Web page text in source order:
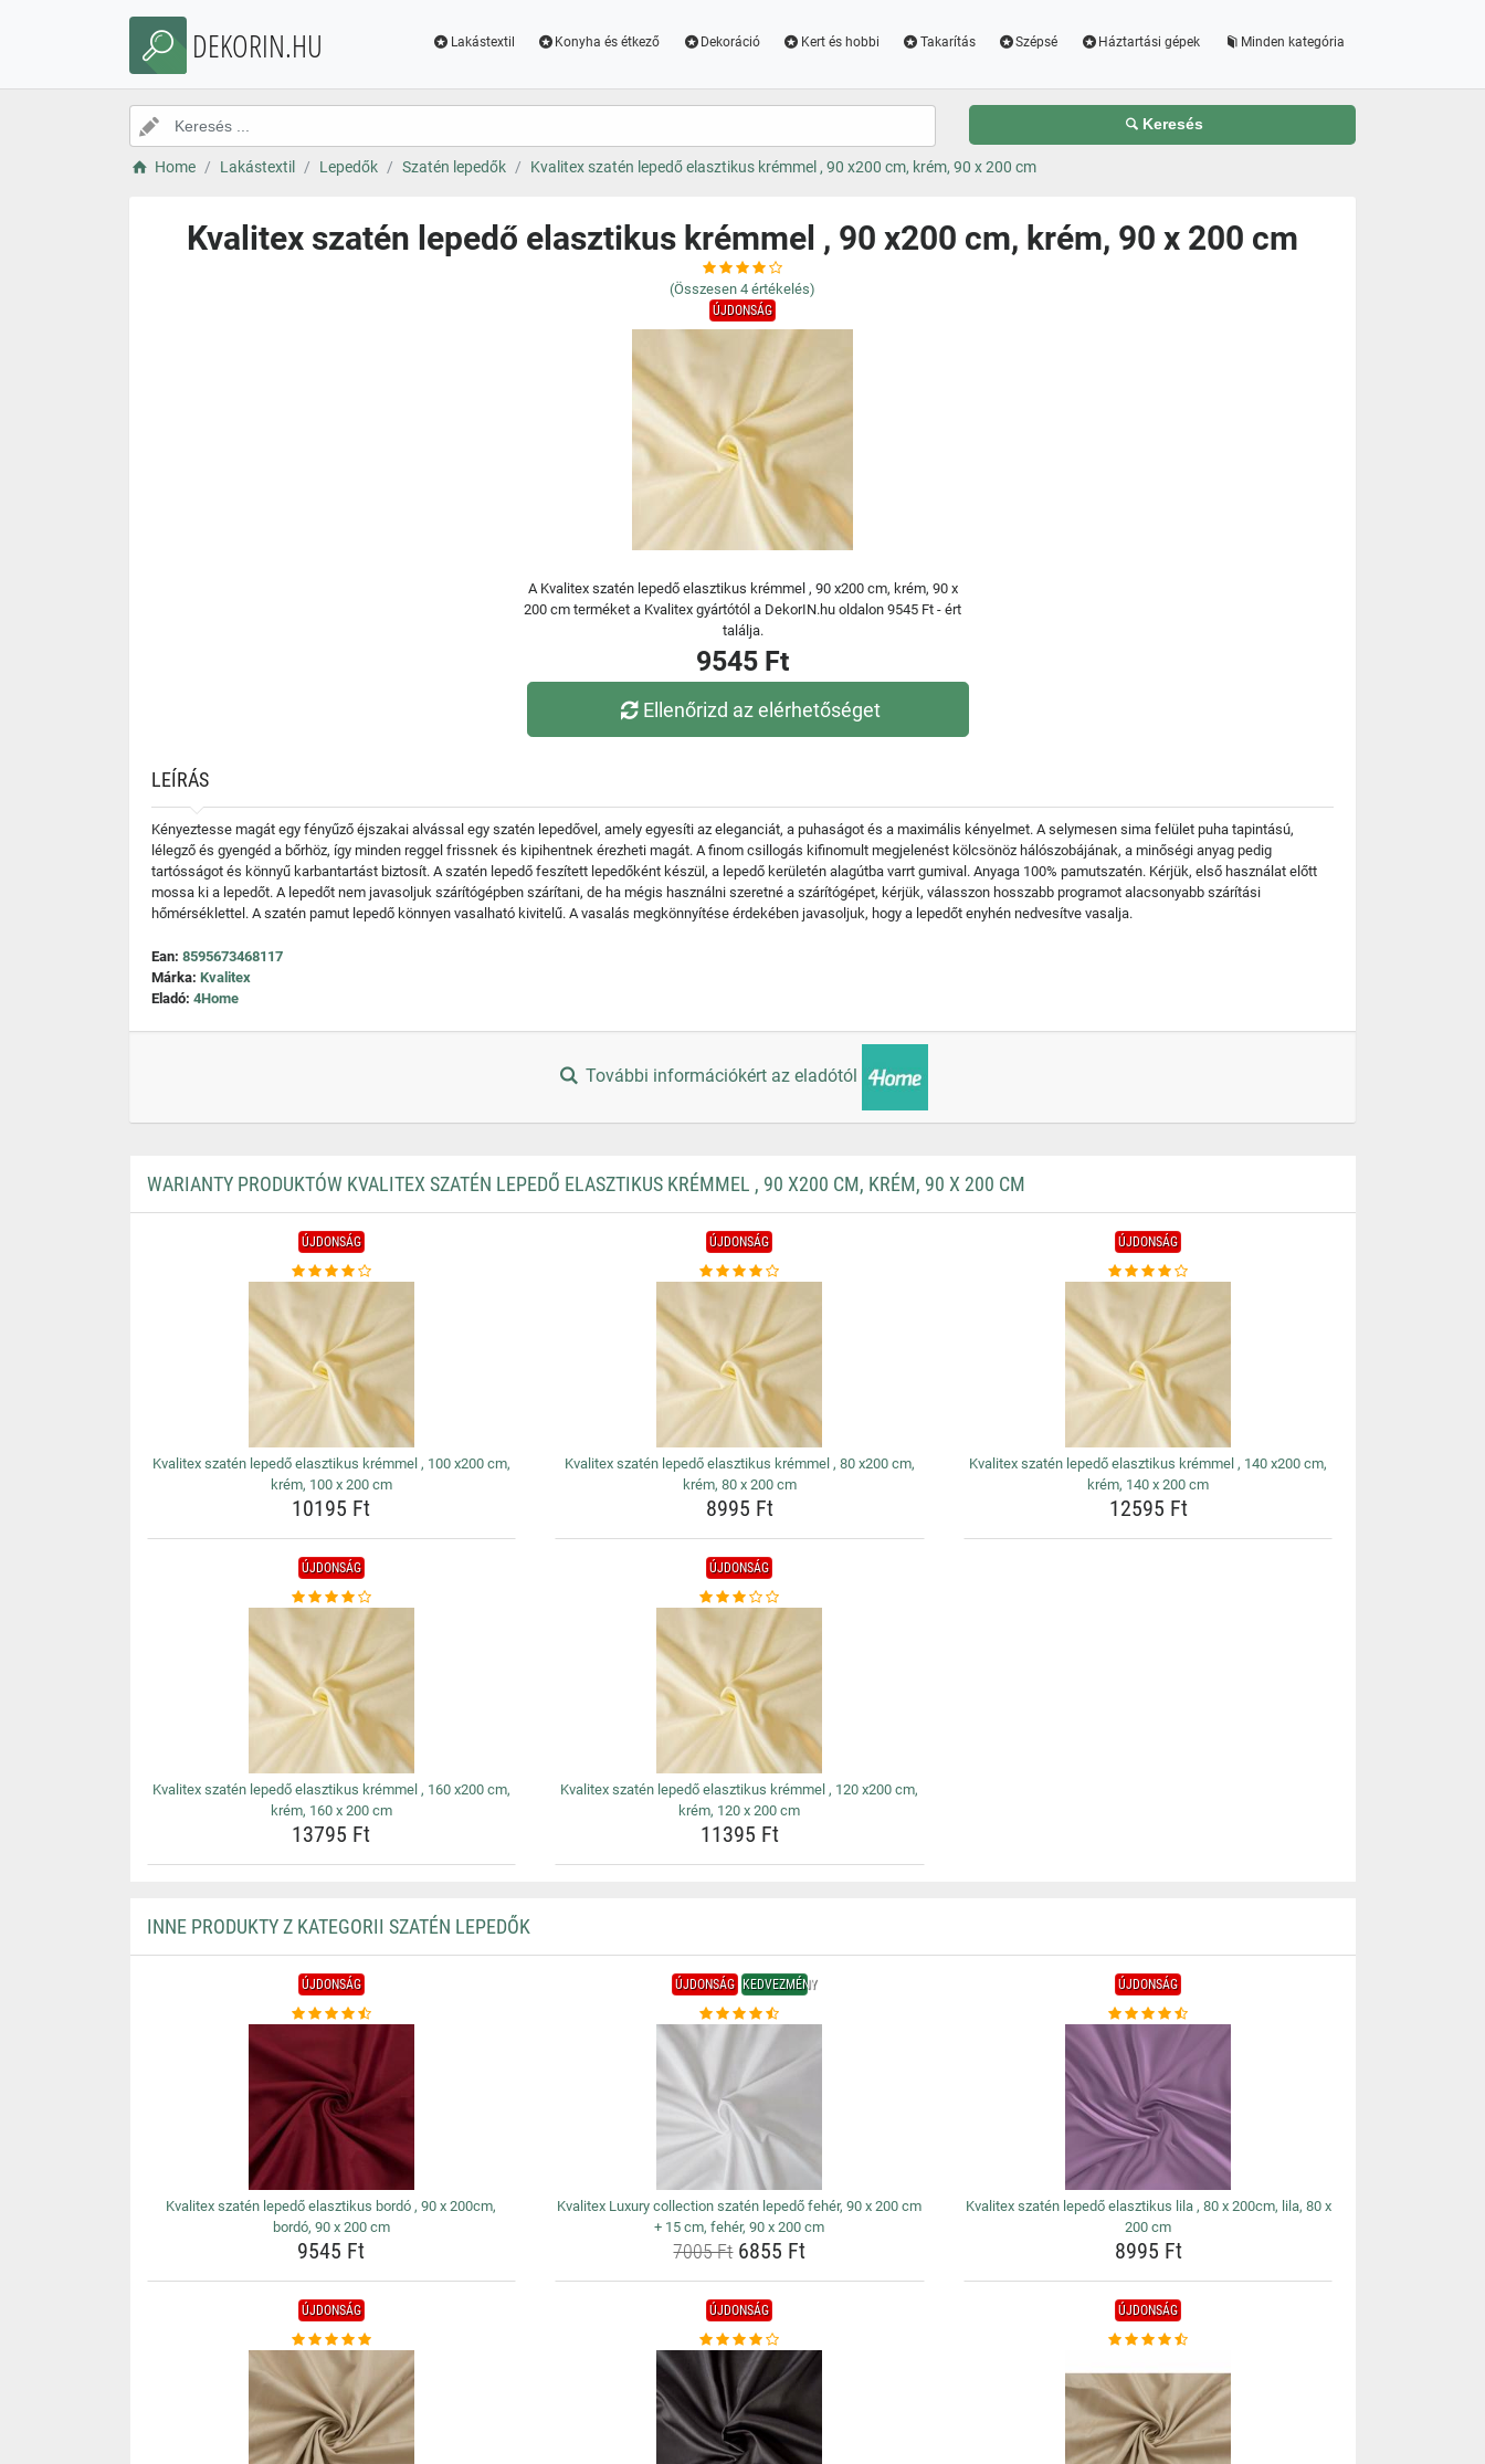
DEKORIN.HU Lakástextil Konyha és étkező Dekoráció Kert és hobbi Takarítás Szépsé Háztartási gépek Minden kategória
Keresés
Home Lakástextil Lepedők Szatén lepedők Kvalitex szatén lepedő elasztikus krémmel , 90 x200 cm, krém, 90 x 200 cm
Kvalitex szatén lepedő elasztikus krémmel , 90 x200 cm, krém, 90 x 200 cm
(Összesen 4 értékelés)
ÚJDONSÁG
A Kvalitex szatén lepedő elasztikus krémmel , 90 x200 cm, krém, 90 x
200 cm terméket a Kvalitex gyártótól a DekorIN.hu oldalon 9545 Ft - ért
találja.
9545 Ft
Ellenőrizd az elérhetőséget
LEÍRÁS
Kényeztesse magát egy fényűző éjszakai alvással egy szatén lepedővel, amely egyesíti az eleganciát, a puhaságot és a maximális kényelmet. A selymesen sima felület puha tapintású,
lélegző és gyengéd a bőrhöz, így minden reggel frissnek és kipihentnek érezheti magát. A finom csillogás kifinomult megjelenést kölcsönöz hálószobájának, a minőségi anyag pedig
tartósságot és könnyű karbantartást biztosít. A szatén lepedő feszített lepedőként készül, a lepedő kerületén alagútba varrt gumival. Anyaga 100% pamutszatén. Kérjük, első használat előtt
mossa ki a lepedőt. A lepedőt nem javasoljuk szárítógépben szárítani, de ha mégis használni szeretné a szárítógépet, kérjük, válasszon hosszabb programot alacsonyabb szárítási
hőmérséklettel. A szatén pamut lepedő könnyen vasalható kivitelű. A vasalás megkönnyítése érdekében javasoljuk, hogy a lepedőt enyhén nedvesítve vasalja.
Ean: 8595673468117
Márka: Kvalitex
Eladó: 4Home
További információkért az eladótól
WARIANTY PRODUKTÓW KVALITEX SZATÉN LEPEDŐ ELASZTIKUS KRÉMMEL , 90 X200 CM, KRÉM, 90 X 200 CM
ÚJDONSÁG
Kvalitex szatén lepedő elasztikus krémmel , 100 x200 cm,
krém, 100 x 200 cm
10195 Ft
ÚJDONSÁG
Kvalitex szatén lepedő elasztikus krémmel , 80 x200 cm,
krém, 80 x 200 cm
8995 Ft
ÚJDONSÁG
Kvalitex szatén lepedő elasztikus krémmel , 140 x200 cm,
krém, 140 x 200 cm
12595 Ft
ÚJDONSÁG
Kvalitex szatén lepedő elasztikus krémmel , 160 x200 cm,
krém, 160 x 200 cm
13795 Ft
ÚJDONSÁG
Kvalitex szatén lepedő elasztikus krémmel , 120 x200 cm,
krém, 120 x 200 cm
11395 Ft
INNE PRODUKTY Z KATEGORII SZATÉN LEPEDŐK
ÚJDONSÁG
Kvalitex szatén lepedő elasztikus bordó , 90 x 200cm,
bordó, 90 x 200 cm
9545 Ft
ÚJDONSÁG KEDVEZMÉNY
Kvalitex Luxury collection szatén lepedő fehér, 90 x 200 cm
+ 15 cm, fehér, 90 x 200 cm
7005 Ft6855 Ft
ÚJDONSÁG
Kvalitex szatén lepedő elasztikus lila , 80 x 200cm, lila, 80 x
200 cm
8995 Ft
ÚJDONSÁG ÚJDONSÁG ÚJDONSÁG